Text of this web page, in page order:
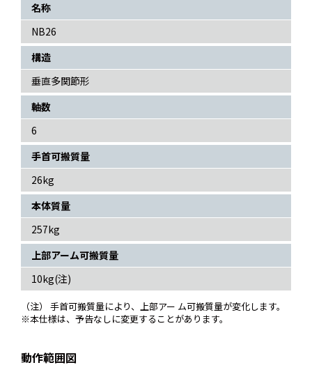
名称
NB26
構造
垂直多関節形
軸数
6
手首可搬質量
26kg
本体質量
257kg
上部アーム可搬質量
10kg(注)
（注） 手首可搬質量により、上部アー ム可搬質量が変化します。
※本仕様は、予告なしに変更することがあります。
動作範囲図